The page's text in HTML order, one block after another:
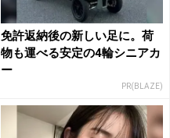
免許返納後の新しい足に。荷
物も運べる安定の4輪シニアカ
ー
PR(BLAZE)